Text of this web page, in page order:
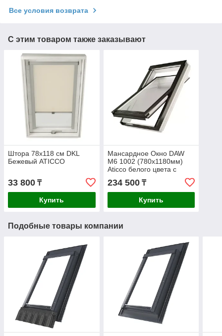
Все условия возврата
С этим товаром также заказывают
Штора 78х118 см DKL
Бежевый ATICСO
33 800 ₸
Купить
Мансардное Окно DAW
M6 1002 (780х1180мм)
Aticco белого цвета с
двухкамерным
стеклопакетом
234 500₸
Купить
Подобные товары компании